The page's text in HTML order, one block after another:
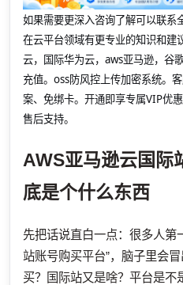
如果需要更深入咨询了解可以联系
在云平台领域有更专业的知识和建
云，国际华为云，aws亚马逊，谷
充值。oss防风控上传加密系统。
案、免绑卡。开通即享专属VIP优
售后支持。
AWS亚马逊云国际
底是个什么东西
先把话说直白一点：很多人第
站账号购买平台”，脑子里会
买？国际站又是啥？平台是不